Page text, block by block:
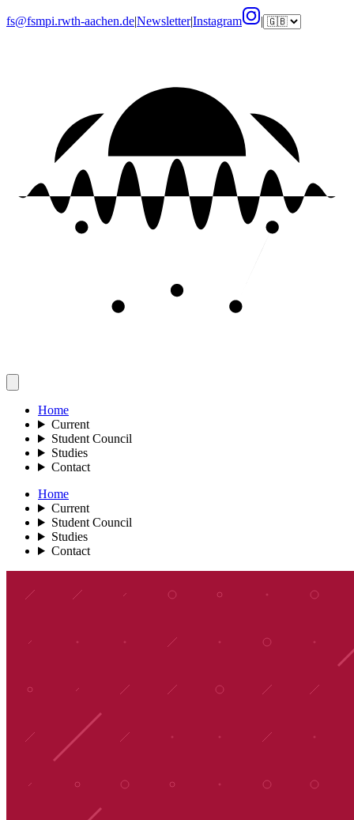
fs@fsmpi.rwth-aachen.de|Newsletter|Instagram |
Home
Current
Student Council
Studies
Contact
Home
Current
Student Council
Studies
Contact